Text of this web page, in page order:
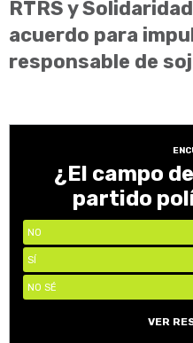
RTRS y
acuerdo para
responsable de
¿El campo
partido
NO
SÍ
NO SÉ
VER